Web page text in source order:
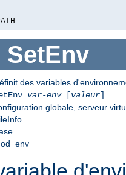
SetEnv
des variables
var-env[valeur]
globale, serveur